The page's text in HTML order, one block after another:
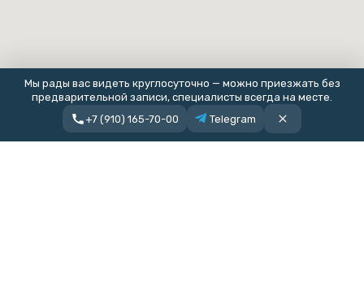
Мы рады вас видеть круглосуточно — можно приезжать без
предварительной записи, специалисты всегда на месте.
+7 (910) 165-70-00
Telegram